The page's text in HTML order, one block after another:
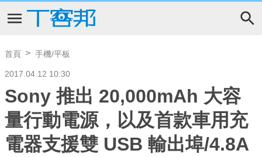
首頁 手機/平板
2017.04.12 10:30
Sony 推出 20,000mAh 大容
量行動電源，以及首款車用充
電器支援雙 USB 輸出埠/4.8A